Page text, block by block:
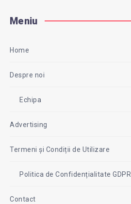
Meniu
Home
Despre noi
Echipa
Advertising
Termeni și Condiții de Utilizare
Politica de Confidențialitate GDPR
Contact